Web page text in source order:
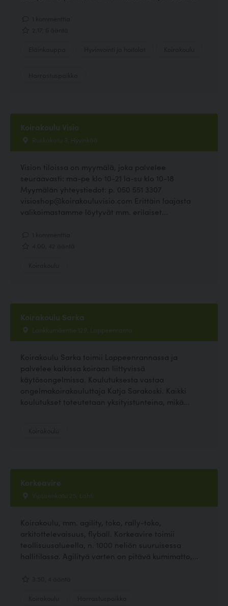
Koirakoulu Visio
Ruskakatu 3, Hyvinkää
Vision tiloissa on myymälä, joka palvelee
seuraavasti: ma-pe klo 10-21 la-su klo 10-18
Myymälän yhteystiedot: p. 050 551 3307
visioshop@koirakouluvisio.com Erittäin laajasta
valikoimastamme löytyvät mm. erilaiset...
Koirakoulu Sarka
Lankkumäentie 129, Lappeenranta
Koirakoulu Sarka toimii Lappeenrannassa ja
palvelee kaikissa koiraan liittyvissä
käytösongelmissa. Koulutuksesta vastaa
ongelmakoirakouluttaja Katja Sarakoski. Kaikki
koulutukset toteutetaan yksityistunteina, mikä...
Korkeavire
Vipusenkatu 25, Lahti
Koirakoulu, mm. agility, toko, rally-toko,
arkitottelevaisuus, flyball. Korkeavire toimii
teollisuusalueella, n. 1000 neliön suuruisessa
hallitilassa. Agilityä varten on pitävä kumimatto,...